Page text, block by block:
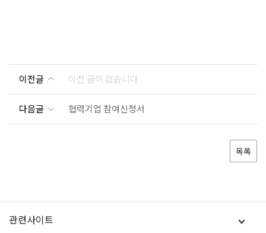
이전글 이전 글이 없습니다.
다음글 협력기업 참여신청서
목록
관련사이트